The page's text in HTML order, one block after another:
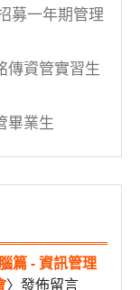
募一年期管理
傳資管實習生
畢業生
篇 - 資訊管理
〉發佈留言